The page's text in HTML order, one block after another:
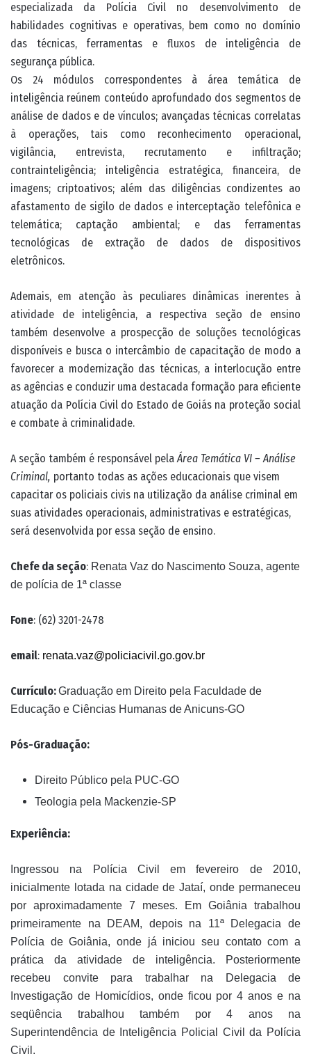
especializada da Polícia Civil no desenvolvimento de
habilidades cognitivas e operativas, bem como no domínio
das técnicas, ferramentas e fluxos de inteligência de
segurança pública.
Os 24 módulos correspondentes à área temática de
inteligência reúnem conteúdo aprofundado dos segmentos de
análise de dados e de vínculos; avançadas técnicas correlatas
à operações, tais como reconhecimento operacional,
vigilância, entrevista, recrutamento e infiltração;
contrainteligência; inteligência estratégica, financeira, de
imagens; criptoativos; além das diligências condizentes ao
afastamento de sigilo de dados e interceptação telefônica e
telemática; captação ambiental; e das ferramentas
tecnológicas de extração de dados de dispositivos
eletrônicos.
Ademais, em atenção às peculiares dinâmicas inerentes à
atividade de inteligência, a respectiva seção de ensino
também desenvolve a prospecção de soluções tecnológicas
disponíveis e busca o intercâmbio de capacitação de modo a
favorecer a modernização das técnicas, a interlocução entre
as agências e conduzir uma destacada formação para eficiente
atuação da Polícia Civil do Estado de Goiás na proteção social
e combate à criminalidade.
A seção também é responsável pelaÁrea Temática VI – Análise
Criminal, portanto todas as ações educacionais que visem
capacitar os policiais civis na utilização da análise criminal em
suas atividades operacionais, administrativas e estratégicas,
será desenvolvida por essa seção de ensino.
Chefe da seção: Renata Vaz do Nascimento Souza, agente
de polícia de 1ª classe
Fone: (62) 3201-2478
email: renata.vaz@policiacivil.go.gov.br
Currículo:Graduação em Direito pela Faculdade de
Educação e Ciências Humanas de Anicuns-GO
Pós-Graduação:
Direito Público pela PUC-GO
Teologia pela Mackenzie-SP
Experiência:
Ingressou na Polícia Civil em fevereiro de 2010,
inicialmente lotada na cidade de Jataí, onde permaneceu
por aproximadamente 7 meses. Em Goiânia trabalhou
primeiramente na DEAM, depois na 11ª Delegacia de
Polícia de Goiânia, onde já iniciou seu contato com a
prática da atividade de inteligência. Posteriormente
recebeu convite para trabalhar na Delegacia de
Investigação de Homicídios, onde ficou por 4 anos e na
seqüência trabalhou também por 4 anos na
Superintendência de Inteligência Policial Civil da Polícia
Civil.